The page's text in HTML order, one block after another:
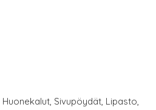
Huonekalut, Sivupöydät, Lipasto,